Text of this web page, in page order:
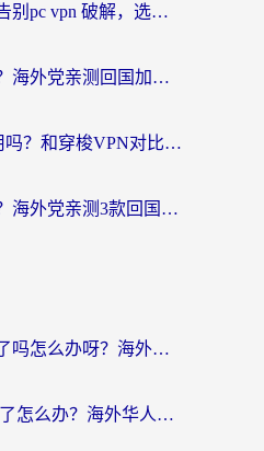
海外党避坑指南：告别pc vpn 破解，选对回国加速器轻松访问国内资源
穿梭和海龟哪个好？海外党亲测回国加速器，附电脑免费VPN推荐
Quickback VPN好用吗？和穿梭VPN对比哪个回国效果更好？海外党必看的真实测评与选择指南
穿梭和快喵好用吗？海外党亲测3款回国加速器，附日本回国VPN避坑指南
汽水到国外不能用了吗怎么办呀？海外党追剧看片的救星在这里！
音悦Tai在瑞典用不了怎么办？海外华人追剧听歌的实用指南